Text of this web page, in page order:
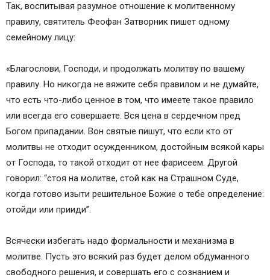
Так, воспитывая разумное отношение к молитвенному
правилу, святитель Феофан Затворник пишет одному
семейному лицу:
«Благослови, Господи, и продолжать молитву по вашему
правилу. Но никогда не вяжите себя правилом и не думайте,
что есть что-либо ценное в том, что имеете такое правило
или всегда его совершаете. Вся цена в сердечном пред
Богом припадании. Вон святые пишут, что если кто от
молитвы не отходит осужденником, достойным всякой кары
от Господа, то такой отходит от нее фарисеем. Другой
говорил: “стоя на молитве, стой как на Страшном Суде,
когда готово изыти решительное Божие о тебе определение:
отойди или прииди”.
Всячески избегать надо формальности и механизма в
молитве. Пусть это всякий раз будет делом обдуманного
свободного решения, и совершать его с сознанием и